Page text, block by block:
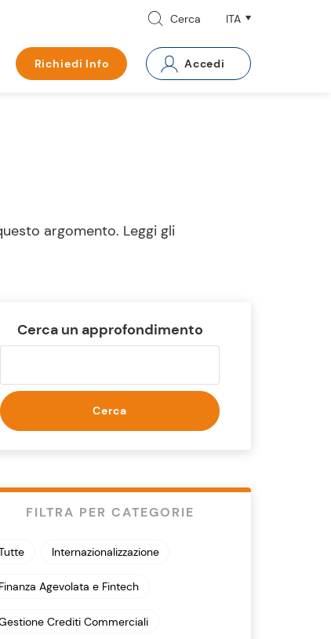
Cerca
Richiedi Info Accedi
argomento. Leggi gli
Cerca un approfondimento
Cerca
FILTRA PER CATEGORIE
Internazionalizzazione
Finanza Agevolata e Fintech
Crediti Commerciali